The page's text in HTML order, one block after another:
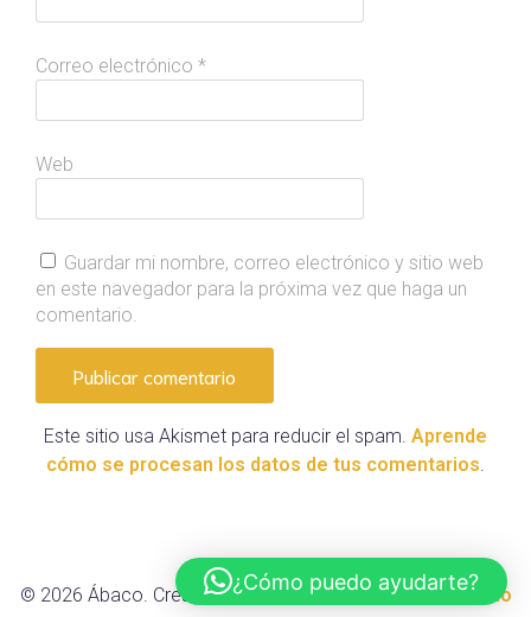
Correo electrónico *
Web
Guardar mi nombre, correo electrónico y sitio web
en este navegador para la próxima vez que haga un
comentario.
Este sitio usa Akismet para reducir el spam. Aprende
cómo se procesan los datos de tus comentarios
© 2026 Ábaco. Created with ❤ using WordPress andKubio
¿Cómo puedo ayudarte?